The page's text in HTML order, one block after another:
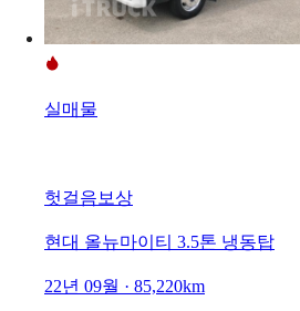
실매물
헛걸음보상
현대 올뉴마이티 3.5톤 냉동탑
22년 09월 · 85,220km